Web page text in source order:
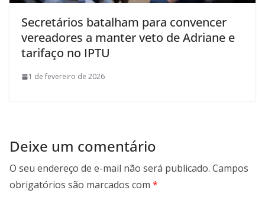
Secretários batalham para convencer
vereadores a manter veto de Adriane e
tarifaço no IPTU
1 de fevereiro de 2026
Deixe um comentário
O seu endereço de e-mail não será publicado. Campos
obrigatórios são marcados com *